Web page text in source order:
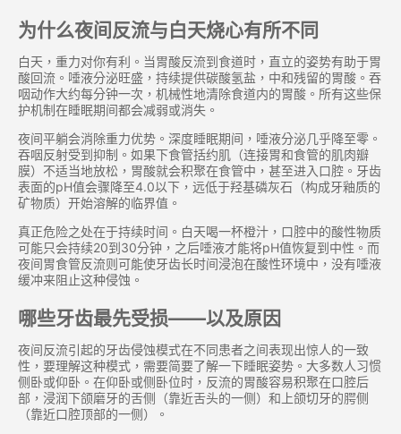
为什么夜间反流与白天烧心有所不同
白天，重力对你有利。当胃酸反流到食道时，直立的姿势有助于胃
酸回流。唾液分泌旺盛，持续提供碳酸氢盐，中和残留的胃酸。吞
咽动作大约每分钟一次，机械性地清除食道内的胃酸。所有这些保
护机制在睡眠期间都会减弱或消失。
夜间平躺会消除重力优势。深度睡眠期间，唾液分泌几乎降至零。
吞咽反射受到抑制。如果下食管括约肌（连接胃和食管的肌肉瓣
膜）不适当地放松，胃酸就会积聚在食管中，甚至进入口腔。牙齿
表面的pH值会骤降至4.0以下，远低于羟基磷灰石（构成牙釉质的
矿物质）开始溶解的临界值。
真正危险之处在于持续时间。白天喝一杯橙汁，口腔中的酸性物质
可能只会持续20到30分钟，之后唾液才能将pH值恢复到中性。而
夜间胃食管反流则可能使牙齿长时间浸泡在酸性环境中，没有唾液
缓冲来阻止这种侵蚀。
哪些牙齿最先受损——以及原因
夜间反流引起的牙齿侵蚀模式在不同患者之间表现出惊人的一致
性，要理解这种模式，需要简要了解一下睡眠姿势。大多数人习惯
侧卧或仰卧。在仰卧或侧卧位时，反流的胃酸容易积聚在口腔后
部，浸润下颌磨牙的舌侧（靠近舌头的一侧）和上颌切牙的腭侧
（靠近口腔顶部的一侧）。